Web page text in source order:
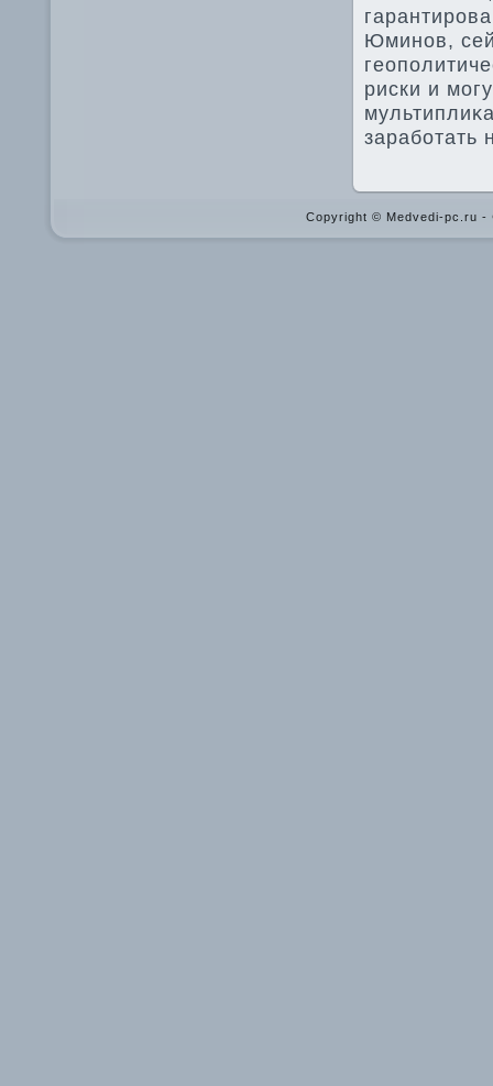
Юминов,
риски и
Copyright © Medvedi-pc.ru -